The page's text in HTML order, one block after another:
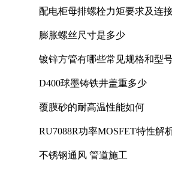
配电柜母排螺栓力矩要求及连
膨胀螺丝尺寸是多少
镀锌方管有哪些常见规格和型
D400球墨铸铁井盖重多少
覆膜砂的耐高温性能如何
RU7088R功率MOSFET特性解
不锈钢通风 管道施工